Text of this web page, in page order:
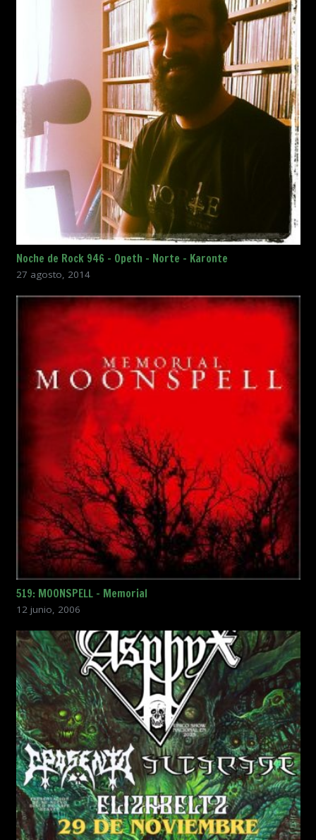
Noche de Rock 946 – Opeth – Norte – Karonte
27 agosto, 2014
519: MOONSPELL – Memorial
12 junio, 2006